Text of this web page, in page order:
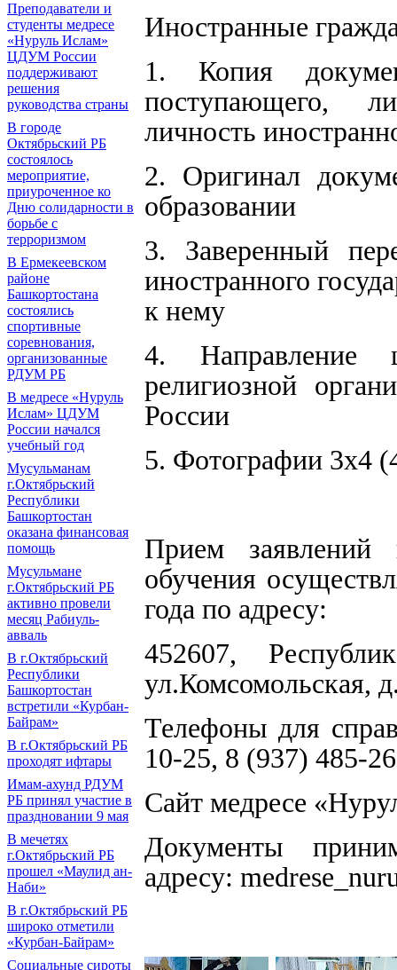
Преподаватели и
студенты медресе
«Нуруль Ислам»
ЦДУМ России
поддерживают
решения
руководства страны
В городе
Октябрьский РБ
состоялось
мероприятие,
приуроченное ко
Дню солидарности в
борьбе с
терроризмом
В Ермекеевском
районе
Башкортостана
состоялись
спортивные
соревнования,
организованные
РДУМ РБ
В медресе «Нуруль
Ислам» ЦДУМ
России начался
учебный год
Мусульманам
г.Октябрьский
Республики
Башкортостан
оказана финансовая
помощь
Мусульмане
г.Октябрьский РБ
активно провели
месяц Рабиуль-
авваль
В г.Октябрьский
Республики
Башкортостан
встретили «Курбан-
Байрам»
В г.Октябрьский РБ
проходят ифтары
Имам-ахунд РДУМ
РБ принял участие в
праздновании 9 мая
В мечетях
г.Октябрьский РБ
прошел «Маулид ан-
Наби»
В г.Октябрьский РБ
широко отметили
«Курбан-Байрам»
Социальные сироты
Иностранные
1. Копия
поступающего,
личность
2. Оригинал
образовании
3. Заверенный
иностранного
к нему
4. Направление
религиозной
России
5. Фотографии 3х4
Прием
обучения
года по адресу:
452607,
ул.Комсомольская,
Телефоны для
10-25, 8 (937) 485-
Сайт медресе
Документы
адресу: